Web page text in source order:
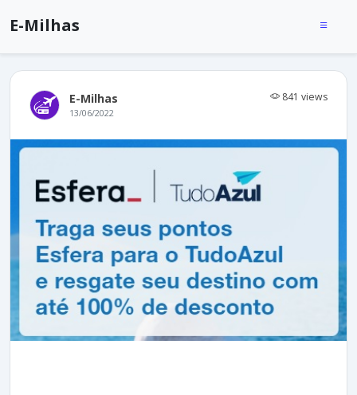
E-Milhas
E-Milhas 841 views
13/06/2022